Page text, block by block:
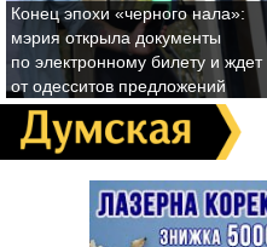
Конец эпохи «черного нала»:
мэрия открыла документы
по электронному билету и ждет
от одесситов предложений